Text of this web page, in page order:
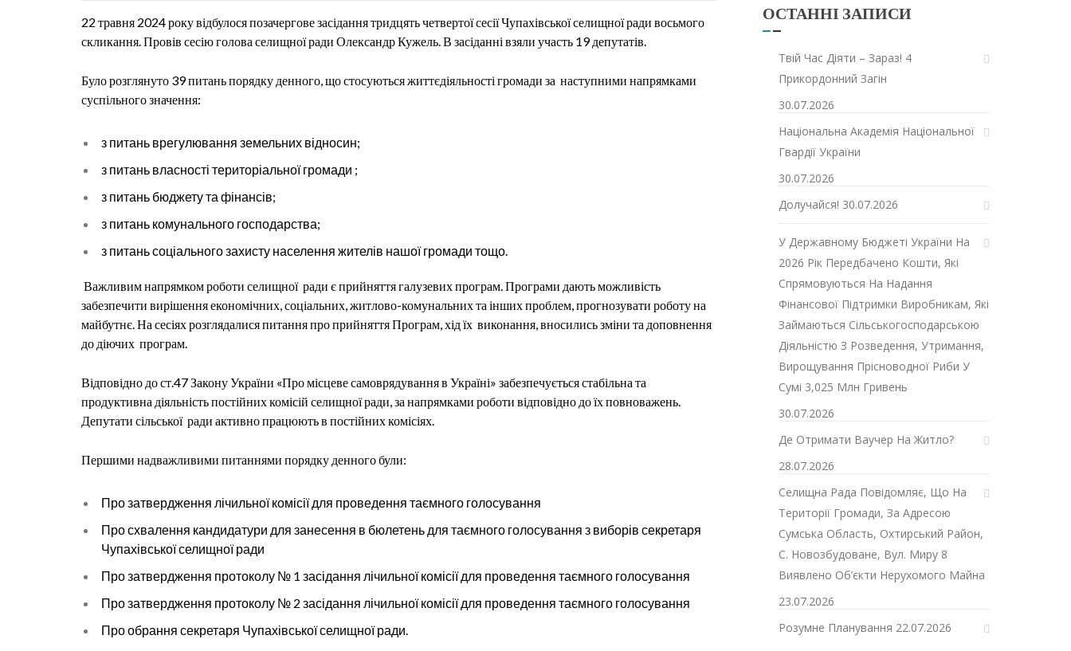
22 травня 2024 року відбулося позачергове засідання тридцять четвертої сесії Чупахівської селищної ради восьмого
скликання. Провів сесію голова селищної ради Олександр Кужель. В засіданні взяли участь 19 депутатів.
Було розглянуто 39 питань порядку денного,що стосуються життєдіяльності громади за наступними напрямками
суспільного значення:
з питань врегулювання земельних відносин;
з питань власності територіальної громади ;
з питань бюджету та фінансів;
з питань комунального господарства;
з питань соціального захисту населення жителів нашої громади тощо.
Важливим напрямком роботи селищної ради є прийняття галузевих програм. Програми дають можливість
забезпечити вирішення економічних, соціальних, житлово-комунальних та інших проблем, прогнозувати роботу на
майбутнє. На сесіях розглядалися питання про прийняття Програм, хід їх виконання, вносились зміни та доповнення
до діючих програм.
Відповідно до ст.47 Закону України «Про місцеве самоврядування в Україні» забезпечується стабільна та
продуктивна діяльність постійних комісій селищної ради, за напрямками роботи відповідно до їх повноважень.
Депутати сільської ради активно працюють в постійних комісіях.
Першими надважливими питаннями порядку денного були:
Про затвердження лічильної комісії для проведення таємного голосування
Про схвалення кандидатури для занесення в бюлетень для таємного голосування з виборів секретаря
Чупахівської селищної ради
Про затвердження протоколу № 1 засідання лічильної комісії для проведення таємного голосування
Про затвердження протоколу № 2 засідання лічильної комісії для проведення таємного голосування
Про обрання секретаря Чупахівської селищної ради.
ОСТАННІ ЗАПИСИ
Твій Час Діяти – Зараз! 4
Прикордонний Загін
30.07.2026
Національна Академія Національної
Гвардії України
30.07.2026
Долучайся! 30.07.2026
У Державному Бюджеті України На
2026 Рік Передбачено Кошти, Які
Спрямовуються На Надання
Фінансової Підтримки Виробникам, Які
Займаються Сільськогосподарською
Діяльністю З Розведення, Утримання,
Вирощування Прісноводної Риби У
Сумі 3,025 Млн Гривень
30.07.2026
Де Отримати Ваучер На Житло?
28.07.2026
Селищна Рада Повідомляє, Що На
Території Громади, За Адресою
Сумська Область, Охтирський Район,
С. Новозбудоване, Вул. Миру 8
Виявлено Об’єкти Нерухомого Майна
23.07.2026
Розумне Планування 22.07.2026